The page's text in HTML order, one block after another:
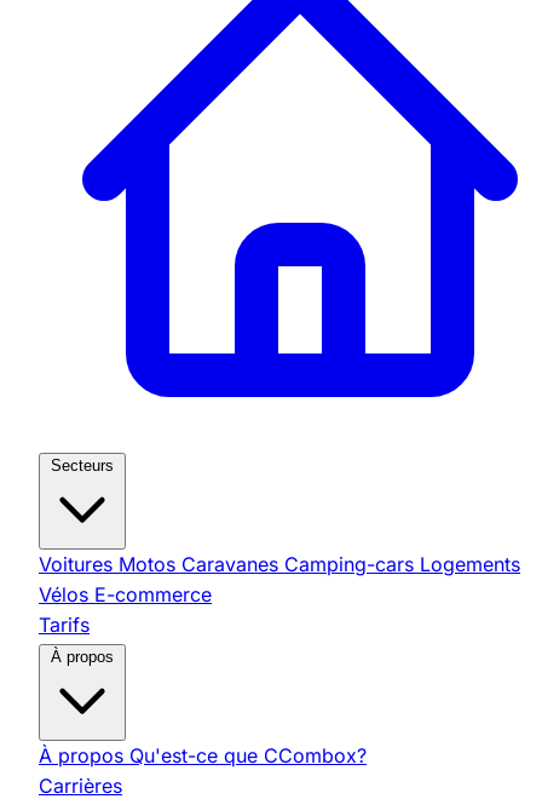
Voitures Motos Caravanes Camping-cars Logements
Vélos E-commerce
Tarifs
À propos Qu'est-ce que CCombox?
Carrières